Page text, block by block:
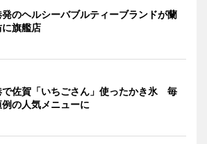
のヘルシーバブルティーブランドが蘭
旗艦店
で佐賀「いちごさん」使ったかき氷 毎
の人気メニューに